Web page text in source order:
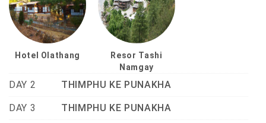
Hotel Olathang
Resor Tashi
Namgay
DAY 2 THIMPHU KE PUNAKHA
DAY 3 THIMPHU KE PUNAKHA